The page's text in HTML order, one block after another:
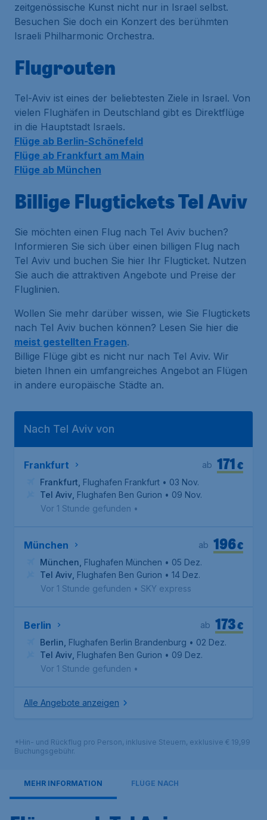
zeitgenössische Kunst nicht nur in Israel selbst.
Besuchen Sie doch ein Konzert des berühmten
Israeli Philharmonic Orchestra.
Flugrouten
Tel-Aviv ist eines der beliebtesten Ziele in Israel. Von
vielen Flughäfen in Deutschland gibt es Direktflüge
in die Hauptstadt Israels.
Flüge ab Berlin-Schönefeld
Flüge ab Frankfurt am Main
Flüge ab München
Billige Flugtickets Tel Aviv
Sie möchten einen Flug nach Tel Aviv buchen?
Informieren Sie sich über einen billigen Flug nach
Tel Aviv und buchen Sie hier Ihr Flugticket. Nutzen
Sie auch die attraktiven Angebote und Preise der
Fluglinien.
Wollen Sie mehr darüber wissen, wie Sie Flugtickets
nach Tel Aviv buchen können? Lesen Sie hier die
meist gestellten Fragen.
Billige Flüge gibt es nicht nur nach Tel Aviv. Wir
bieten Ihnen ein umfangreiches Angebot an Flügen
in andere europäische Städte an.
Nach Tel Aviv von
Frankfurt €
171
ab
Frankfurt Flughafen Frankfurt • 03 Nov.
Tel Aviv Flughafen Ben Gurion • 09 Nov.
Vor 1 Stunde gefunden •
München €
196
ab
München Flughafen München • 05 Dez.
Tel Aviv Flughafen Ben Gurion • 14 Dez.
Vor 1 Stunde gefunden • SKY express
Berlin €
173
ab
Berlin Flughafen Berlin Brandenburg • 02 Dez.
Tel Aviv Flughafen Ben Gurion • 09 Dez.
Vor 1 Stunde gefunden •
Alle Angebote anzeigen
*Hin- und Rückflug pro Person, inklusive Steuern, exklusive € 19,99
Buchungsgebühr.
MEHR INFORMATION FLÜGE NACH